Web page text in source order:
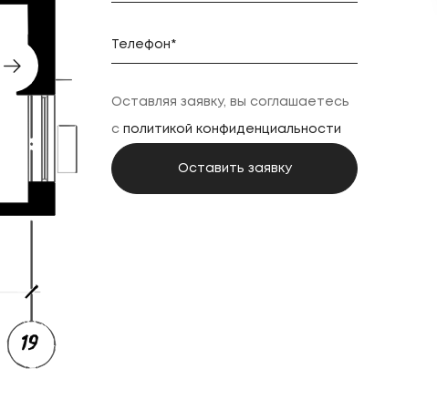
Оставляя заявку, вы соглашаетесь
с политикой конфиденциальности